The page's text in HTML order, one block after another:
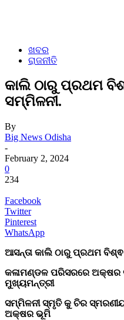
ଖବର
ରାଜନୀତି
କାଲି ଠାରୁ ପ୍ରଥମ
ସମ୍ମିଳନୀ.
By
Big News Odisha
-
February 2, 2024
0
234
Facebook
Twitter
Pinterest
WhatsApp
ଆସନ୍ତା କାଲି ଠାରୁ ପ୍ରଥମ
କଳାମଣ୍ଡଳ ପରିସରରେ ଅକ୍ଷର
ମୁଖ୍ୟମନ୍ତ୍ରୀ
ସମ୍ମିଳନୀ ସ୍ମୃତି କୁ ଚିର
ଅକ୍ଷର ଭୂମି